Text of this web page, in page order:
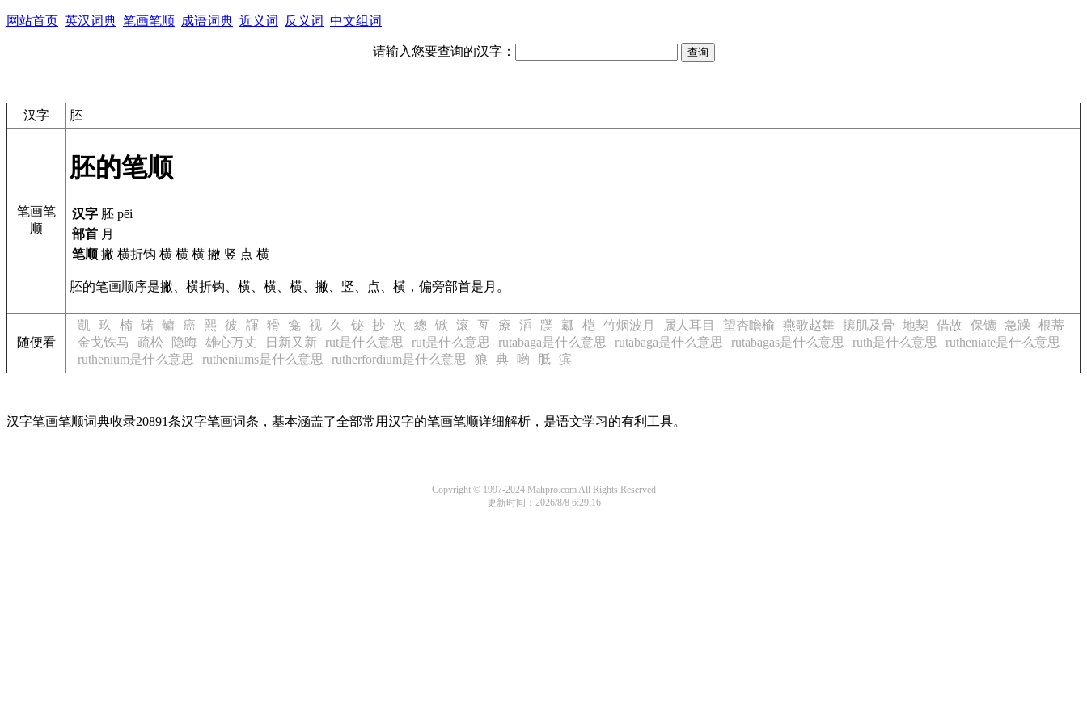
网站首页 英汉词典 笔画笔顺 成语词典 近义词 反义词 中文组词
请输入您要查询的汉字：
汉字 胚
笔画笔
顺
胚的笔顺
汉字 胚 pēi
部首 月
笔顺 撇 横折钩 横 横 横 撇 竖 点 横
胚的笔画顺序是撇、横折钩、横、横、横、撇、竖、点、横，偏旁部首是月。
随便看
凱 玖 楠 锘 鳙 癌 熙 彼 諢 猾 龛 视 久 铋 抄 次 總 锨 滚 亙 療 滔 蹼 瓤 桤 竹烟波月 属人耳目 望杏瞻榆 燕歌赵舞 攘肌及骨 地契 借故 保镳 急躁
根蒂
金戈铁马
疏松 隐晦 雄心万丈 日新又新 rut是什么意思 rut是什么意思 rutabaga是什么意思 rutabaga是什么意思 rutabagas是什么意思 ruth是什么意思
rutheniate是什么意思
ruthenium是什么意思
rutheniums是什么意思 rutherfordium是什么意思 狼 典 哟 胝 滨
汉字笔画笔顺词典收录20891条汉字笔画词条，基本涵盖了全部常用汉字的笔画笔顺详细解析，是语文学习的有利工具。
Copyright © 1997-2024 Mahpro.com All Rights Reserved
更新时间：2026/8/8 6:29:16